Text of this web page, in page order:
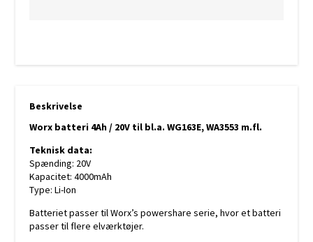
Beskrivelse
Worx batteri 4Ah / 20V til bl.a. WG163E, WA3553 m.fl.
Teknisk data:
Spænding: 20V
Kapacitet: 4000mAh
Type: Li-Ion
Batteriet passer til Worx’s powershare serie, hvor et batteri
passer til flere elværktøjer.